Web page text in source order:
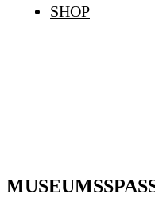
SHOP